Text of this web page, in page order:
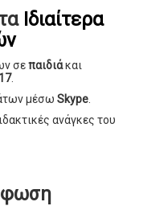
Ιδιαίτερα
σεπαιδιάκαι
.
μέσωSkype
ανάγκες του